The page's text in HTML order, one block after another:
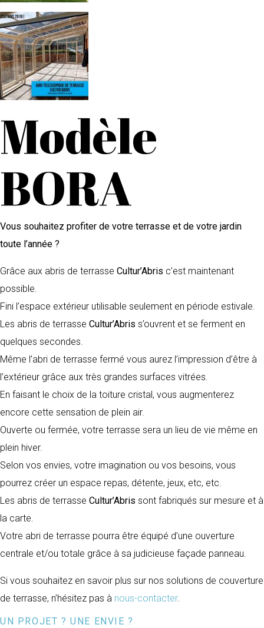
Modèle
BORA
Vous souhaitez profiter de votre terrasse et de votre jardin
toute l’année ?
Grâce aux abris de terrasse Cultur’Abris c’est maintenant
possible.
Fini l’espace extérieur utilisable seulement en période estivale.
Les abris de terrasse Cultur’Abris s’ouvrent et se ferment en
quelques secondes.
Même l’abri de terrasse fermé vous aurez l’impression d’être à
l’extérieur grâce aux très grandes surfaces vitrées.
En faisant le choix de la toiture cristal, vous augmenterez
encore cette sensation de plein air.
Ouverte ou fermée, votre terrasse sera un lieu de vie même en
plein hiver.
Selon vos envies, votre imagination ou vos besoins, vous
pourrez créer un espace repas, détente, jeux, etc, etc.
Les abris de terrasse Cultur’Abris sont fabriqués sur mesure et à
la carte.
Votre abri de terrasse pourra être équipé d’une ouverture
centrale et/ou totale grâce à sa judicieuse façade panneau.
Si vous souhaitez en savoir plus sur nos solutions de couverture
de terrasse, n’hésitez pas à nous-contacter.
UN PROJET ? UNE ENVIE ?